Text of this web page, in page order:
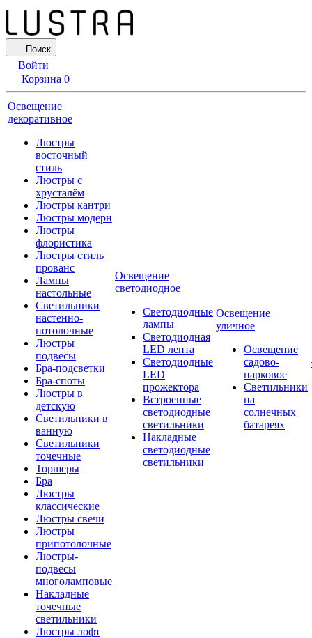
Поиск
Войти
Корзина 0
Освещение
декоративное
Люстры
восточный
стиль
Люстры с
хрусталём
Люстры кантри
Люстры модерн
Люстры
флористика
Люстры стиль
прованс
Лампы
настольные
Светильники
настенно-
потолочные
Люстры
подвесы
Бра-подсветки
Бра-споты
Люстры в
детскую
Светильники в
ванную
Светильники
точечные
Торшеры
Бра
Люстры
классические
Люстры свечи
Люстры
припотолочные
Люстры-
подвесы
многоламповые
Накладные
точечные
светильники
Люстры лофт
Освещение
светодиодное
Светодиодные
лампы
Светодиодная
LED лента
Светодиодные
LED
прожектора
Встроенные
светодиодные
светильники
Накладные
светодиодные
светильники
Освещение
уличное
Освещение
садово-
парковое
Светильники
на
солнечных
батареях